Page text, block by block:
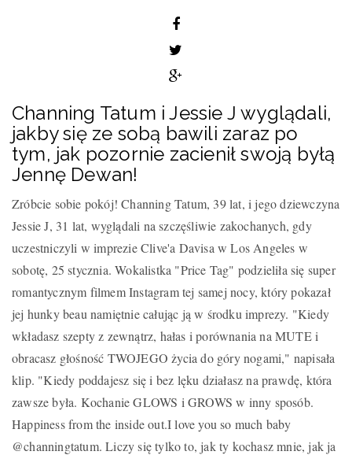
Channing Tatum i Jessie J wyglądali,
jakby się ze sobą bawili zaraz po
tym, jak pozornie zacienił swoją byłą
Jennę Dewan!
Zróbcie sobie pokój! Channing Tatum, 39 lat, i jego dziewczyna
Jessie J, 31 lat, wyglądali na szczęśliwie zakochanych, gdy
uczestniczyli w imprezie Clive'a Davisa w Los Angeles w
sobotę, 25 stycznia. Wokalistka "Price Tag" podzieliła się super
romantycznym filmem Instagram tej samej nocy, który pokazał
jej hunky beau namiętnie całując ją w środku imprezy. "Kiedy
wkładasz szepty z zewnątrz, hałas i porównania na MUTE i
obracasz głośność TWOJEGO życia do góry nogami," napisała
klip. "Kiedy poddajesz się i bez lęku działasz na prawdę, która
zawsze była. Kochanie GLOWS i GROWS w inny sposób.
Happiness from the inside out.I love you so much baby
@channingtatum. Liczy się tylko to, jak ty kochasz mnie, jak ja